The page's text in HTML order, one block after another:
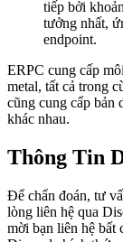
tiếp bởi
tưởng nhất,
endpoint.
ERPC cung cấp
metal, tất cả trong
cũng cung cấp bản
khác nhau.
Thông Tin
Để chẩn đoán, tư
lòng liên hệ qua
mời bạn liên hệ bất